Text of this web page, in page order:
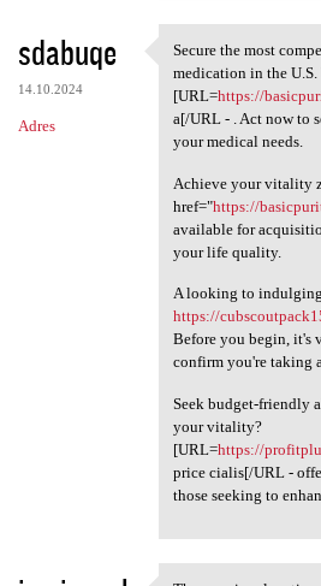
sdabuqe
14.10.2024
Adres
Secure the most
Secure the most
medication in the
[URL=https://
a[/URL - . Act now to
your medical needs.
Achieve your vitality
href="https://
available for
your life quality.
A looking to
https://
Before you begin, it's
confirm you're taking
Seek budget-friendly
your vitality?
[URL=https://
price cialis[/URL -
those seeking to